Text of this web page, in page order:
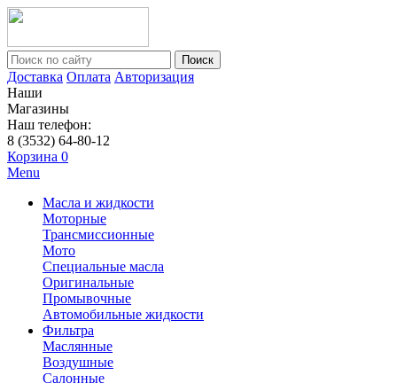
Поиск
Доставка Оплата Авторизация
Наши
Магазины
Наш телефон:
8 (3532) 64-80-12
Корзина 0
Menu
Масла и жидкости
Моторные
Трансмиссионные
Мото
Специальные масла
Оригинальные
Промывочные
Автомобильные жидкости
Фильтра
Маслянные
Воздушные
Салонные